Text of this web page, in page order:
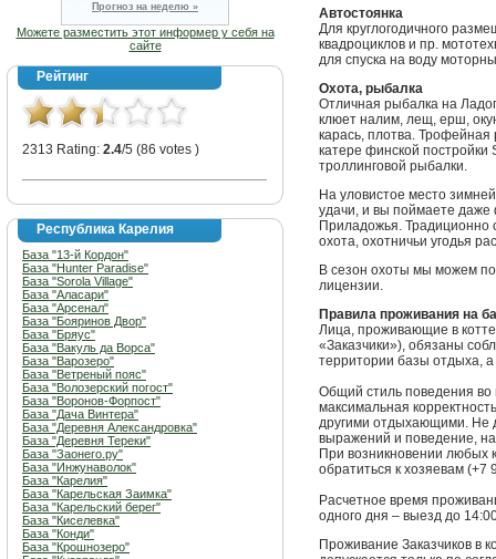
Прогноз на неделю »
Можете разместить этот информер у себя на
сайте
Рейтинг
2313 Rating: 2.4/5 (86 votes )
Республика Карелия
База "13-й Кордон"
База "Hunter Paradise"
База "Sorola Village"
База "Аласари"
База "Арсенал"
База "Бояринов Двор"
База "Бряус"
База "Вакуль да Ворса"
База "Варозеро"
База "Ветреный пояс"
База "Волозерский погост"
База "Воронов-Форпост"
База "Дача Винтера"
База "Деревня Александровка"
База "Деревня Тереки"
База "Заонего.ру"
База "Инжунаволок"
База "Карелия"
База "Карельская Заимка"
База "Карельский берег"
База "Киселевка"
База "Конди"
База "Крошнозеро"
Автостоянка
Для круглогодичного
квадроциклов и пр.
для спуска на воду
Охота, рыбалка
Отличная рыбалка на
клюет налим, лещ, ерш,
карась, плотва.
катере финской
троллинговой рыбалки.
На уловистое место
удачи, и вы поймаете
Приладожья. Традиционно
охота, охотничьи угодья
В сезон охоты мы можем
лицензии.
Правила проживания на
Лица, проживающие в
«Заказчики»), обязаны
территории базы отдыха,
Общий стиль поведения
максимальная
другими отдыхающими. Не
выражений и поведение,
При возникновении любых
обратиться к хозяевам (+7
Расчетное время
одного дня – выезд до
Проживание Заказчиков в